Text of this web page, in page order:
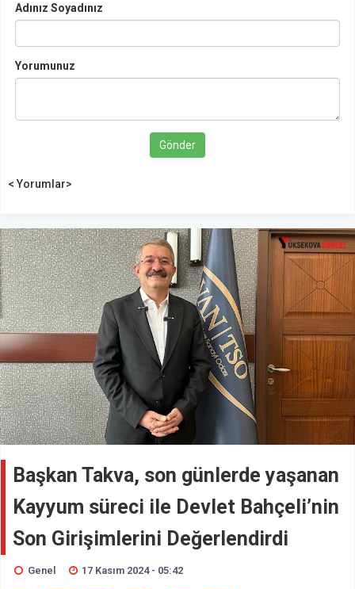
Adınız Soyadınız
Yorumunuz
Gönder
< Yorumlar>
Başkan Takva, son günlerde yaşanan
Kayyum süreci ile Devlet Bahçeli’nin
Son Girişimlerini Değerlendirdi
Genel 17 Kasım 2024 - 05:42